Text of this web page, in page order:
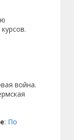
война.
: По